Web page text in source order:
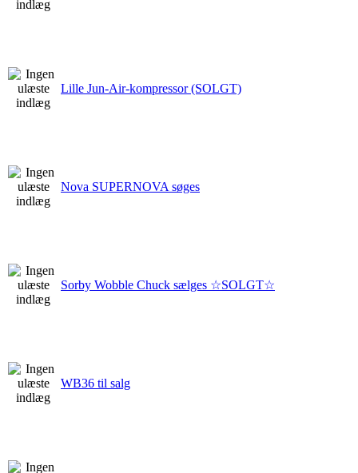
Lille Jun-Air-kompressor (SOLGT)
Nova SUPERNOVA søges
Sorby Wobble Chuck sælges ☆SOLGT☆
WB36 til salg